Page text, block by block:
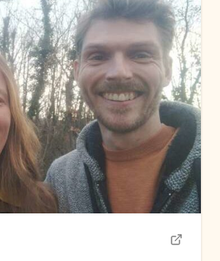
A → Z
—
Adultes
Femmes
Hommes
Familles
Adolescents
Enfants